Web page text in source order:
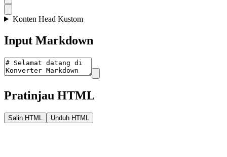
Konten Head Kustom
Input Markdown
Pratinjau HTML
Salin HTML Unduh HTML